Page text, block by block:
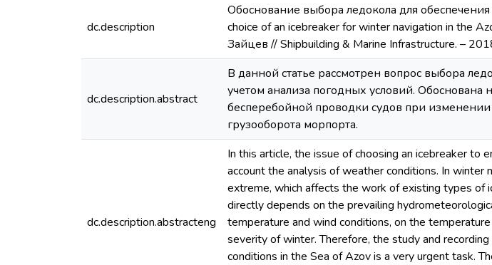
dc.description
Обоснование выбора ледокола для
choice of an icebreaker for winter navigation in the
Зайцев // Shipbuilding & Marine Infrastructure. –
dc.description.abstract
В данной статье рассмотрен вопрос выбора
учетом анализа погодных условий. Обоснована
бесперебойной проводки судов при
грузооборота морпорта.
dc.description.abstracteng
In this article, the issue of choosing an icebreaker to
account the analysis of weather conditions. In
extreme, which affects the work of existing types of
directly depends on the prevailing
temperature and wind conditions, on the
severity of winter. Therefore, the study and
conditions in the Sea of Azov is a very urgent task.